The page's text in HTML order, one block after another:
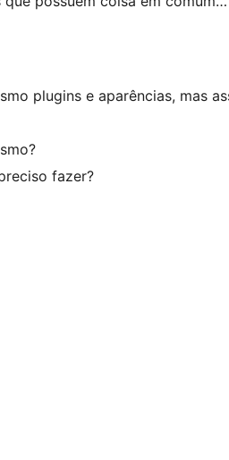
plugins e aparências, mas
fazer?